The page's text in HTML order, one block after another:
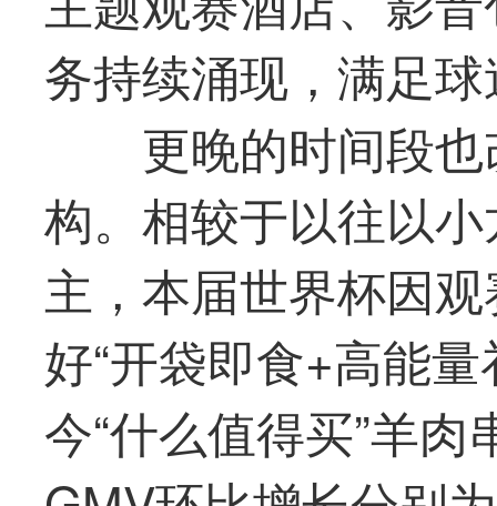
务持续涌现，满足
更晚的时间段
构。相较于以往以
主，本届世界杯因
好“开袋即食+高能
今“什么值得买”羊肉